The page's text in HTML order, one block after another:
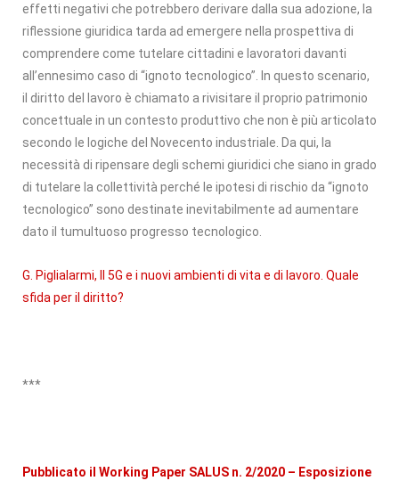
effetti negativi che potrebbero derivare dalla sua adozione, la
riflessione giuridica tarda ad emergere nella prospettiva di
comprendere come tutelare cittadini e lavoratori davanti
all’ennesimo caso di “ignoto tecnologico”. In questo scenario,
il diritto del lavoro è chiamato a rivisitare il proprio patrimonio
concettuale in un contesto produttivo che non è più articolato
secondo le logiche del Novecento industriale. Da qui, la
necessità di ripensare degli schemi giuridici che siano in grado
di tutelare la collettività perché le ipotesi di rischio da “ignoto
tecnologico” sono destinate inevitabilmente ad aumentare
dato il tumultuoso progresso tecnologico.
G. Piglialarmi, Il 5G e i nuovi ambienti di vita e di lavoro. Quale
sfida per il diritto?
***
Pubblicato il Working Paper SALUS n. 2/2020 – Esposizione